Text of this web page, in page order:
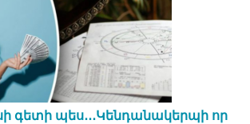
գետի պես․․․Կենդանակերպի որ